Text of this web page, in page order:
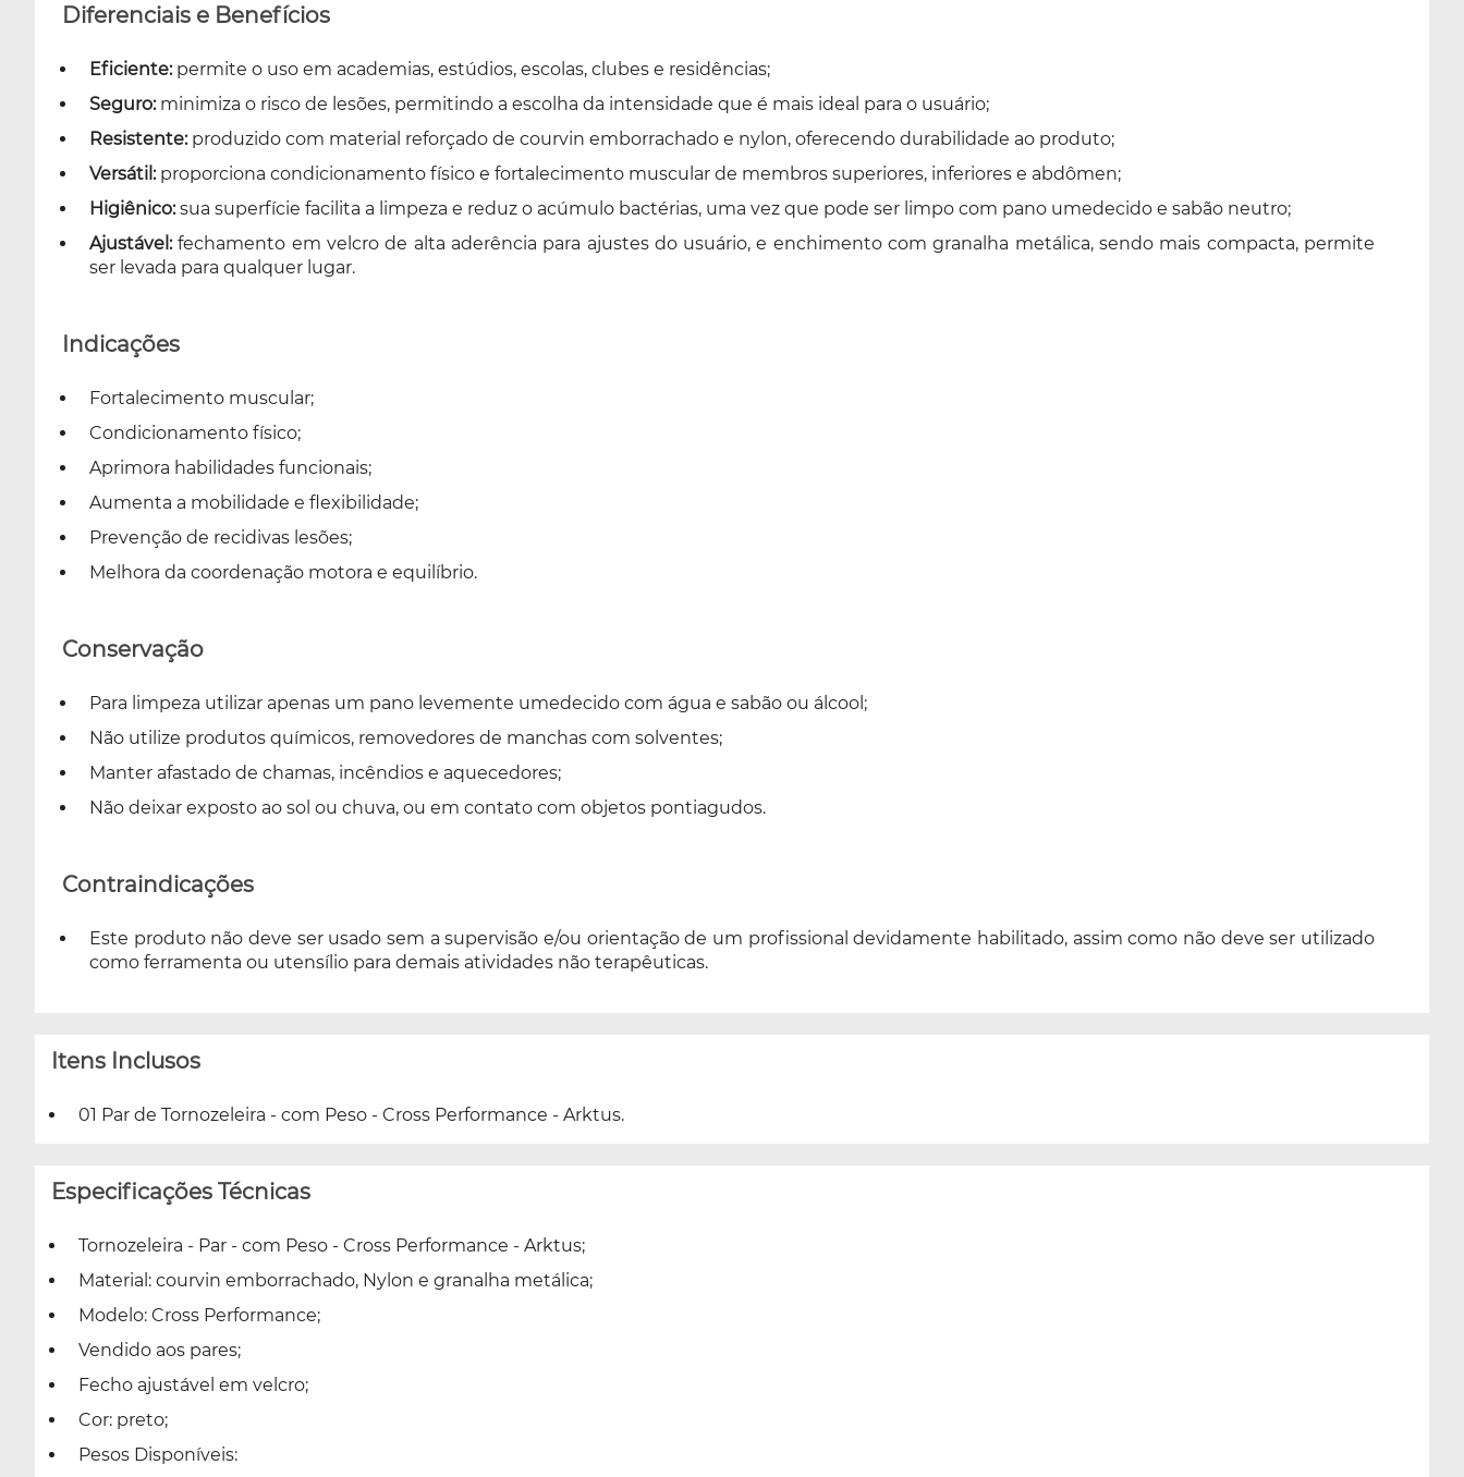
Diferenciais e Benefícios
Eficiente:permite o uso em academias, estúdios, escolas, clubes e residências;
Seguro:minimiza o risco de lesões, permitindo a escolha da intensidade que é mais ideal para o usuário;
Resistente:produzido com material reforçado de courvin emborrachado e nylon, oferecendo durabilidade ao produto;
Versátil:proporciona condicionamento físico e fortalecimento muscular de membros superiores, inferiores e abdômen;
Higiênico:sua superfície facilita a limpeza e reduz o acúmulo bactérias, uma vez que pode ser limpo com pano umedecido e sabão neutro;
Ajustável:fechamento em velcro de alta aderência para ajustes do usuário, e enchimento com granalha metálica, sendo mais compacta, permite
ser levada para qualquer lugar.
Indicações
Fortalecimento muscular;
Condicionamento físico;
Aprimora habilidades funcionais;
Aumenta a mobilidade e flexibilidade;
Prevenção de recidivas lesões;
Melhora da coordenação motora e equilíbrio.
Conservação
Para limpeza utilizar apenas um pano levemente umedecido com água e sabão ou álcool;
Não utilize produtos químicos, removedores de manchas com solventes;
Manter afastado de chamas, incêndios e aquecedores;
Não deixar exposto ao sol ou chuva, ou em contato com objetos pontiagudos.
Contraindicações
Este produto não deve ser usado sem a supervisão e/ou orientação de um profissional devidamente habilitado, assim como não deve ser utilizado
como ferramenta ou utensílio para demais atividades não terapêuticas.
Itens Inclusos
01 Par de Tornozeleira - com Peso - Cross Performance - Arktus.
Especificações Técnicas
Tornozeleira - Par - com Peso - Cross Performance - Arktus;
Material: courvin emborrachado, Nylon e granalha metálica;
Modelo: Cross Performance;
Vendido aos pares;
Fecho ajustável em velcro;
Cor: preto;
Pesos Disponíveis: